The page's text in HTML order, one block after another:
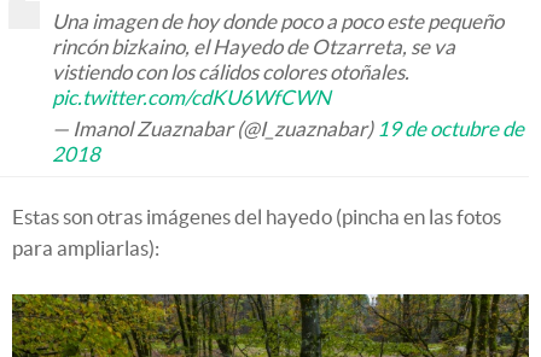
Una imagen de hoy donde poco a poco este pequeño
rincón bizkaino, el Hayedo de Otzarreta, se va
vistiendo con los cálidos colores otoñales.
pic.twitter.com/cdKU6WfCWN
— Imanol Zuaznabar (@I_zuaznabar) 19 de octubre de
2018
Estas son otras imágenes del hayedo (pincha en las fotos
para ampliarlas):